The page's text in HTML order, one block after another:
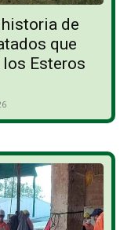
de
que
Esteros